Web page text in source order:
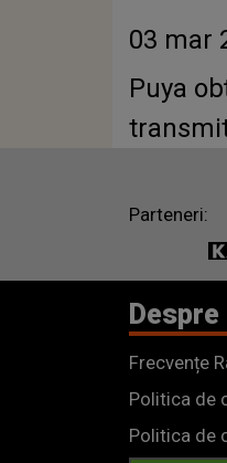
03 mar
Puya
Parteneri:
Frecvențe
Politica de
Politica de